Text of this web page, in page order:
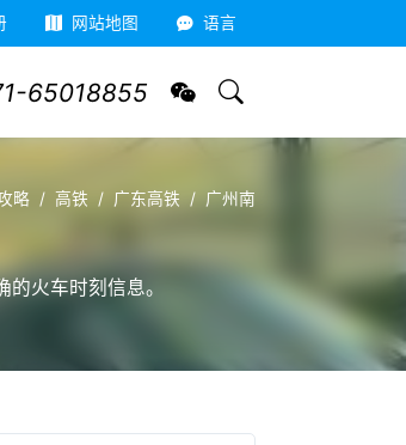
网站地图 语言
65018855
略 高铁 广东高铁 广州南
火车时刻信息。